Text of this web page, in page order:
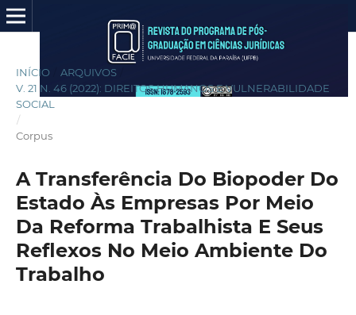
INÍCIO ARQUIVOS
V. 21 N. 46 (2022): DIREITOS HUMANOS E VULNERABILIDADE
SOCIAL
/
Corpus
A Transferência Do Biopoder Do
Estado Às Empresas Por Meio
Da Reforma Trabalhista E Seus
Reflexos No Meio Ambiente Do
Trabalho